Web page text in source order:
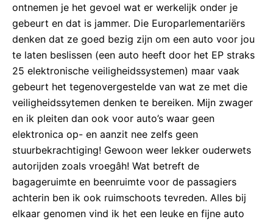
ontnemen je het gevoel wat er werkelijk onder je
gebeurt en dat is jammer. Die Europarlementariërs
denken dat ze goed bezig zijn om een auto voor jou
te laten beslissen (een auto heeft door het EP straks
25 elektronische veiligheidssystemen) maar vaak
gebeurt het tegenovergestelde van wat ze met die
veiligheidssytemen denken te bereiken. Mijn zwager
en ik pleiten dan ook voor auto’s waar geen
elektronica op- en aanzit nee zelfs geen
stuurbekrachtiging! Gewoon weer lekker ouderwets
autorijden zoals vroegâh! Wat betreft de
bagageruimte en beenruimte voor de passagiers
achterin ben ik ook ruimschoots tevreden. Alles bij
elkaar genomen vind ik het een leuke en fijne auto